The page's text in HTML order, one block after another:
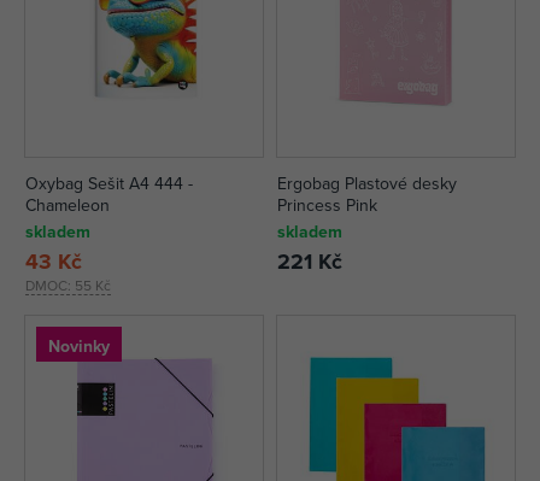
Oxybag Sešit A4 444 -
Chameleon
skladem
DMOC: 55 Kč
43 Kč
Ergobag Plastové desky
Princess Pink
skladem
221 Kč
Novinky